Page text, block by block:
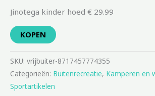
Jinotega kinder hoed € 29.99
KOPEN
SKU: vrijbuiter-8717457774355
Categorieën: Buitenrecreatie, Kamperen en
Sportartikelen